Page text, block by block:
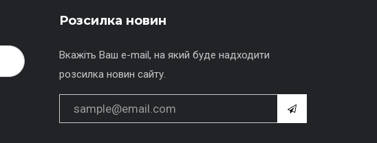
Розсилка новин
Вкажіть Ваш e-mail, на який буде надходити
розсилка новин сайту.